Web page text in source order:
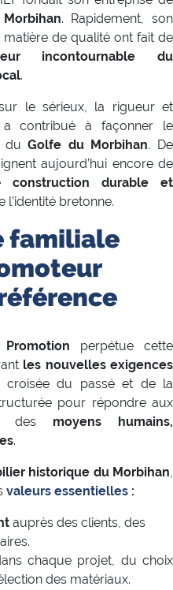
Morbihan. Rapidement, son
de qualité ont fait de
incontournable du
.
le sérieux, la rigueur et
a contribué à façonner le
duGolfe du Morbihan. De
aujourd’hui encore de
construction durable et
l’identité bretonne.
familiale
perpétue cette
les nouvelles exigences
du passé et de la
pour répondre aux
des moyens humains,
.
historique du Morbihan,
valeurs essentielles :
auprès des clients, des
chaque projet, du choix
des matériaux.